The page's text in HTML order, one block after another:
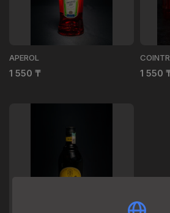
APEROL
1 550 ₸ 1 550